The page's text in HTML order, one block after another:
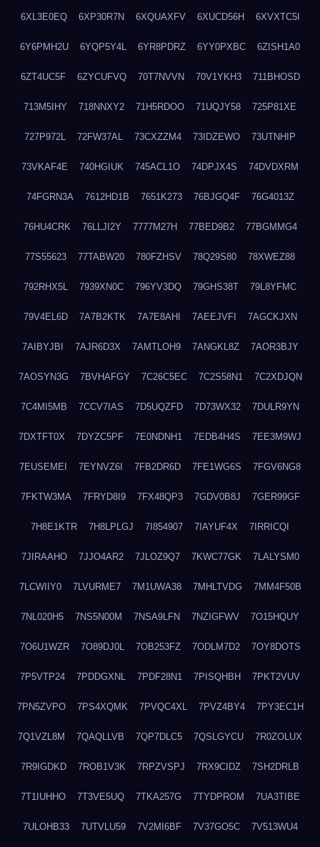
6XL3E0EQ 6XP30R7N 6XQUAXFV 6XUCD56H 6XVXTC5I
6Y6PMH2U 6YQP5Y4L 6YR8PDRZ 6YY0PXBC 6ZISH1A0
6ZT4UC5F 6ZYCUFVQ 70T7NVVN 70V1YKH3 711BHOSD
713M5IHY 718NNXY2 71H5RDOO 71UQJY58 725P81XE
727P972L 72FW37AL 73CXZZM4 73IDZEWO 73UTNHIP
73VKAF4E 740HGIUK 745ACL1O 74DPJX4S 74DVDXRM
74FGRN3A 7612HD1B 7651K273 76BJGQ4F 76G4013Z
76HU4CRK 76LLJI2Y 7777M27H 77BED9B2 77BGMMG4
77S55623 77TABW20 780FZHSV 78Q29S80 78XWEZ88
792RHX5L 7939XN0C 796YV3DQ 79GHS38T 79L8YFMC
79V4EL6D 7A7B2KTK 7A7E8AHI 7AEEJVFI 7AGCKJXN
7AIBYJBI 7AJR6D3X 7AMTLOH9 7ANGKL8Z 7AOR3BJY
7AOSYN3G 7BVHAFGY 7C26C5EC 7C2S58N1 7C2XDJQN
7C4MI5MB 7CCV7IAS 7D5UQZFD 7D73WX32 7DULR9YN
7DXTFT0X 7DYZC5PF 7E0NDNH1 7EDB4H4S 7EE3M9WJ
7EUSEMEI 7EYNVZ6I 7FB2DR6D 7FE1WG6S 7FGV6NG8
7FKTW3MA 7FRYD8I9 7FX48QP3 7GDV0B8J 7GER99GF
7H8E1KTR 7H8LPLGJ 7I854907 7IAYUF4X 7IRRICQI
7JIRAAHO 7JJO4AR2 7JLOZ9Q7 7KWC77GK 7LALYSM0
7LCWIIY0 7LVURME7 7M1UWA38 7MHLTVDG 7MM4F50B
7NL020H5 7NS5N00M 7NSA9LFN 7NZIGFWV 7O15HQUY
7O6U1WZR 7O89DJ0L 7OB253FZ 7ODLM7D2 7OY8DOTS
7P5VTP24 7PDDGXNL 7PDF28N1 7PISQHBH 7PKT2VUV
7PN5ZVPO 7PS4XQMK 7PVQC4XL 7PVZ4BY4 7PY3EC1H
7Q1VZL8M 7QAQLLVB 7QP7DLC5 7QSLGYCU 7R0ZOLUX
7R9IGDKD 7ROB1V3K 7RPZVSPJ 7RX9CIDZ 7SH2DRLB
7T1IUHHO 7T3VE5UQ 7TKA257G 7TYDPROM 7UA3TIBE
7ULOHB33 7UTVLU59 7V2MI6BF 7V37GO5C 7V513WU4